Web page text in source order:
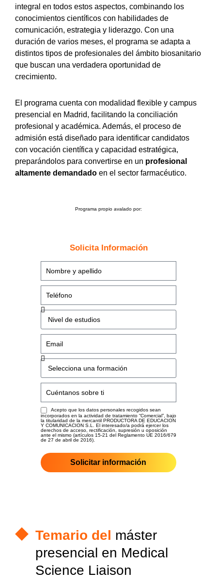
integral en todos estos aspectos, combinando los
conocimientos científicos con habilidades de
comunicación, estrategia y liderazgo. Con una
duración de varios meses, el programa se adapta a
distintos tipos de profesionales del ámbito biosanitario
que buscan una verdadera oportunidad de
crecimiento.
El programa cuenta con modalidad flexible y campus
presencial en Madrid, facilitando la conciliación
profesional y académica. Además, el proceso de
admisión está diseñado para identificar candidatos
con vocación científica y capacidad estratégica,
preparándolos para convertirse en un profesional
altamente demandado en el sector farmacéutico.
Programa propio avalado por:
Solicita Información
Acepto que los datos personales recogidos sean
incorporados en la actividad de tratamiento “Comercial”, bajo
la titularidad de la mercantil PRODUCTORA DE EDUCACION
Y COMUNICACION S.L. El interesado/a podrá ejercer los
derechos de acceso, rectificación, supresión u oposición
ante el mismo (artículos 15-21 del Reglamento UE 2016/679
de 27 de abril de 2016).
Solicitar información
Temario del máster
presencial en Medical
Science Liaison